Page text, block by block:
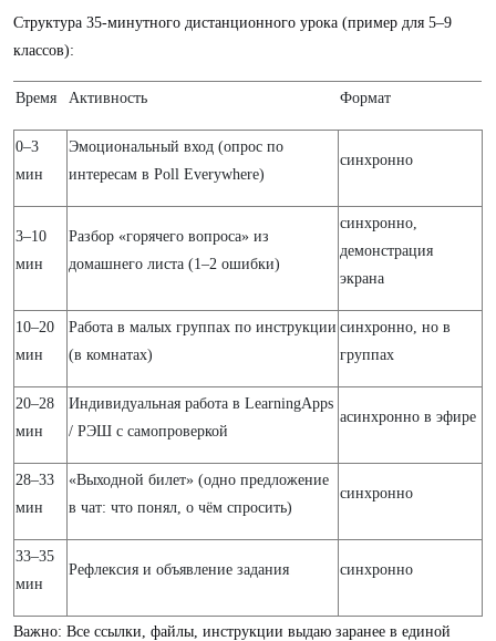
Структура 35-минутного дистанционного урока (пример для 5–9
классов):
Время Активность Формат
0–3
мин
Эмоциональный вход (опрос по
интересам в Poll Everywhere)
синхронно
3–10
мин
Разбор «горячего вопроса» из
домашнего листа (1–2 ошибки)
синхронно,
демонстрация
экрана
10–20
мин
Работа в малых группах по инструкции
(в комнатах)
синхронно, но в
группах
20–28
мин
Индивидуальная работа в LearningApps
/ РЭШ с самопроверкой
асинхронно в эфире
28–33
мин
«Выходной билет» (одно предложение
в чат: что понял, о чём спросить)
синхронно
33–35
мин
Рефлексия и объявление задания синхронно
Важно: Все ссылки, файлы, инструкции выдаю заранее в единой